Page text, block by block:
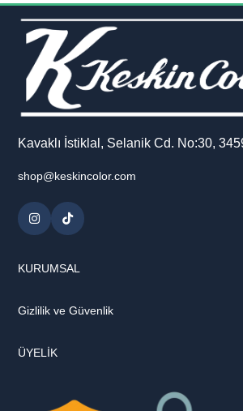
Kavaklı İstiklal, Selanik Cd. No:30,
shop@keskincolor.com
KURUMSAL
Gizlilik ve Güvenlik
ÜYELİK